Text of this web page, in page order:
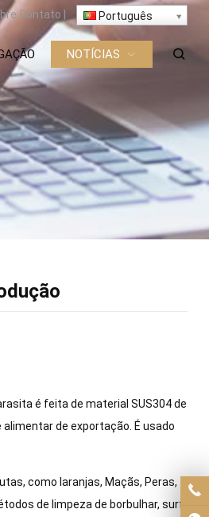
Contato Português
NOTÍCIAS
é feita de material SUS304 de
de exportação. É usado
como laranjas, Maçãs, Peras,
de limpeza de borbulhar, surf